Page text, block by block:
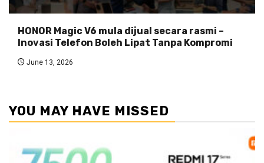
HONOR Magic V6 mula dijual secara rasmi –
Inovasi Telefon Boleh Lipat Tanpa Kompromi
June 13, 2026
YOU MAY HAVE MISSED